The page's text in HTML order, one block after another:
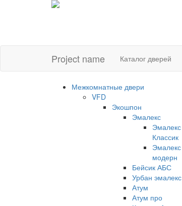
Project name Каталог дверей
Межкомнатные двери
VFD
Экошпон
Эмалекс
Эмалекс
Классик
Эмалекс
модерн
Бейсик АБС
Урбан эмалекс
Атум
Атум про